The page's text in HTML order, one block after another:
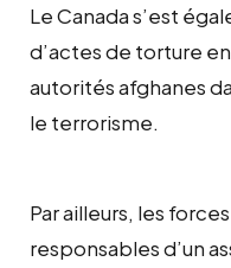
Le Canada s’est
d’actes de torture
autorités afghanes
le terrorisme.
Par ailleurs, les
responsables d’un